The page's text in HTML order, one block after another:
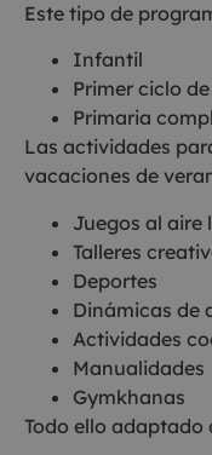
Este tipo de
Infantil
Primer ciclo
Primaria
Las actividades
vacaciones de
Juegos al aire
Talleres
Deportes
Dinámicas de
Actividades
Manualidades
Gymkhanas
Todo ello adaptado